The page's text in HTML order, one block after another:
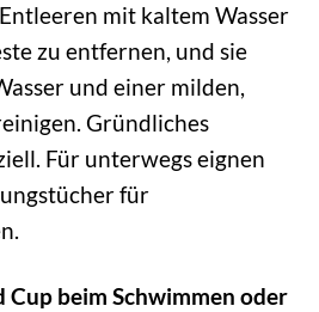
mit kaltem Wasser
zu entfernen, und sie
und einer milden,
Gründliches
Für unterwegs eignen
für
Cup beim Schwimmen oder